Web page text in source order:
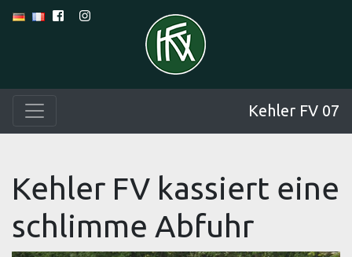
Kehler FV 07
Kehler FV kassiert eine
schlimme Abfuhr